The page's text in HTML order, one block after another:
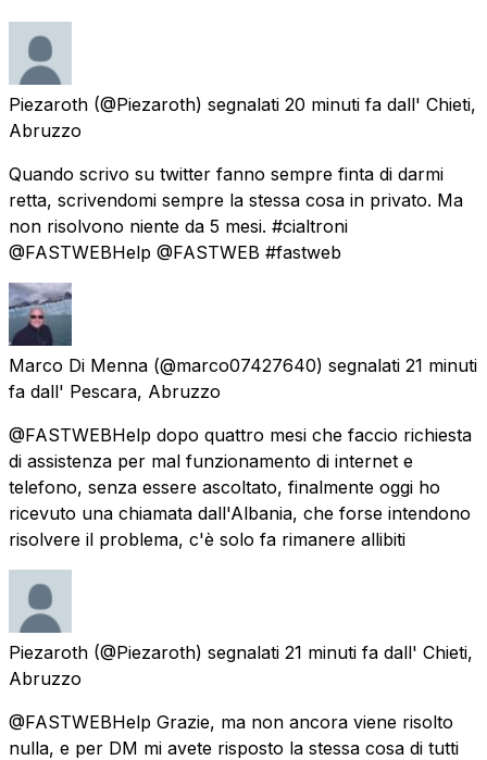
Piezaroth (@Piezaroth) segnalati 20 minuti fa dall' Chieti,
Abruzzo
Quando scrivo su twitter fanno sempre finta di darmi
retta, scrivendomi sempre la stessa cosa in privato. Ma
non risolvono niente da 5 mesi. #cialtroni
@FASTWEBHelp @FASTWEB #fastweb
Marco Di Menna (@marco07427640) segnalati 21 minuti
fa dall' Pescara, Abruzzo
@FASTWEBHelp dopo quattro mesi che faccio richiesta
di assistenza per mal funzionamento di internet e
telefono, senza essere ascoltato, finalmente oggi ho
ricevuto una chiamata dall'Albania, che forse intendono
risolvere il problema, c'è solo fa rimanere allibiti
Piezaroth (@Piezaroth) segnalati 21 minuti fa dall' Chieti,
Abruzzo
@FASTWEBHelp Grazie, ma non ancora viene risolto
nulla, e per DM mi avete risposto la stessa cosa di tutti